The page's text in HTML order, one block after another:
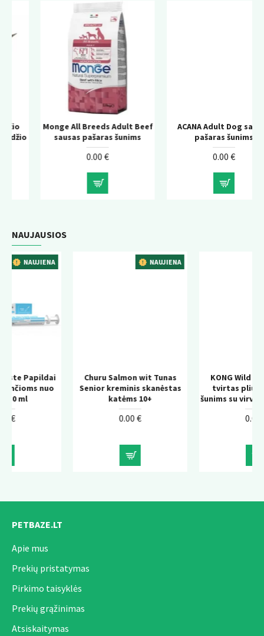
Monge All Breeds Adult Beef
sausas pašaras šunims
0.00 €
ACANA Adult Dog sausas
pašaras šunims
NAUJAUSIOS
Churu Salmon wit Tunas
Senior kreminis skanėstas
KONG Wild Knots Bear –
tvirtas pliušinis žaislas
šunims su virvės
PETBAZE.LT
Apie mus
Prekių pristatymas
Pirkimo taisyklės
Prekių grąžinimas
Atsiskaitymas